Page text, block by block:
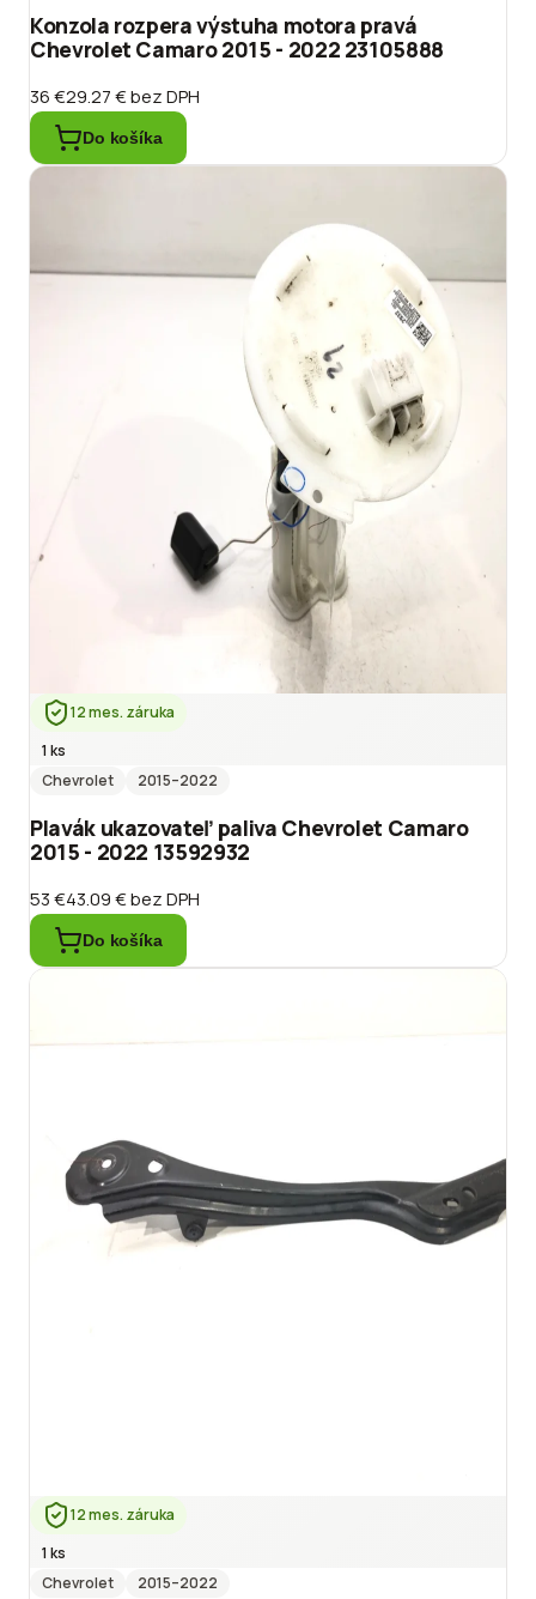
Konzola rozpera výstuha motora pravá
Chevrolet Camaro 2015 - 2022 23105888
36 €29.27 €bez DPH
Do košíka
12 mes. záruka
1 ks
Chevrolet
2015–2022
Plavák ukazovateľ paliva Chevrolet Camaro
2015 - 2022 13592932
53 €43.09 €bez DPH
Do košíka
12 mes. záruka
1 ks
Chevrolet
2015–2022